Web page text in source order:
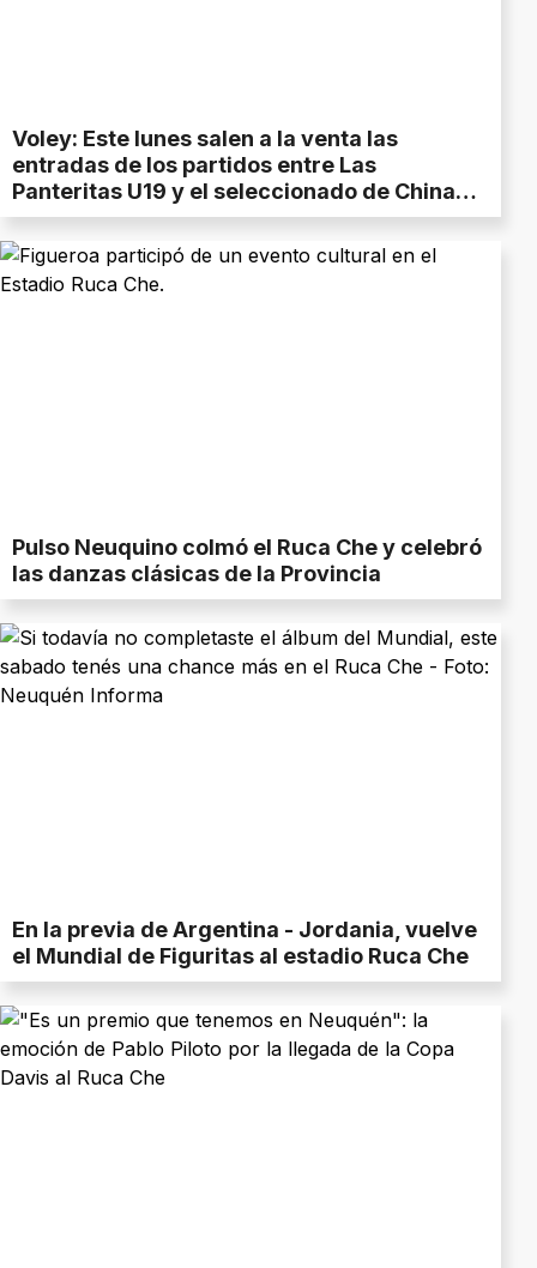
Voley: Este lunes salen a la venta las
entradas de los partidos entre Las
Panteritas U19 y el seleccionado de China
U17
Pulso Neuquino colmó el Ruca Che y celebró
las danzas clásicas de la Provincia
En la previa de Argentina - Jordania, vuelve
el Mundial de Figuritas al estadio Ruca Che